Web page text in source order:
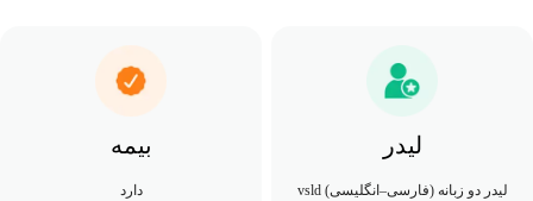
لیدر
لیدر دو زبانه (فارسی–انگلیسی) vsld
بیمه
دارد